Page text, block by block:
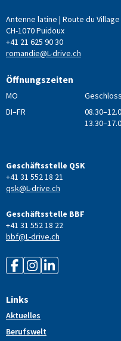
Antenne latine | Route du Village
CH-1070 Puidoux
+41 21 625 90 30
romandie@L-drive.ch
Öffnungszeiten
MO
DI–FR
Geschäftsstelle QSK
+41 31 552 18 21
qsk@L-drive.ch
Geschäftsstelle BBF
+41 31 552 18 22
bbf@L-drive.ch
Links
Aktuelles
Berufswelt